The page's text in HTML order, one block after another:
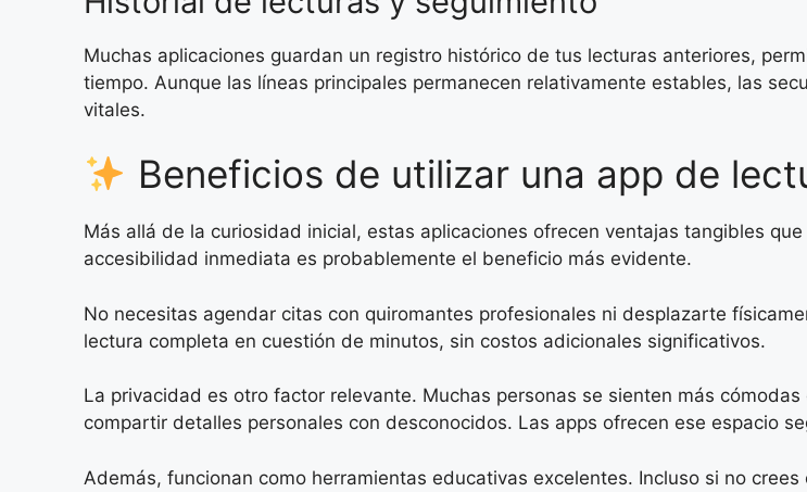
Muchas aplicaciones guardan un registro histórico de tus lecturas anteriores,
tiempo. Aunque las líneas principales permanecen relativamente estables, las
vitales.
Beneficios de utilizar una app de
Más allá de la curiosidad inicial, estas aplicaciones ofrecen ventajas tangibles
accesibilidad inmediata es probablemente el beneficio más evidente.
No necesitas agendar citas con quiromantes profesionales ni desplazarte
lectura completa en cuestión de minutos, sin costos adicionales significativos.
La privacidad es otro factor relevante. Muchas personas se sienten más
compartir detalles personales con desconocidos. Las apps ofrecen ese espacio
Además, funcionan como herramientas educativas excelentes. Incluso si no